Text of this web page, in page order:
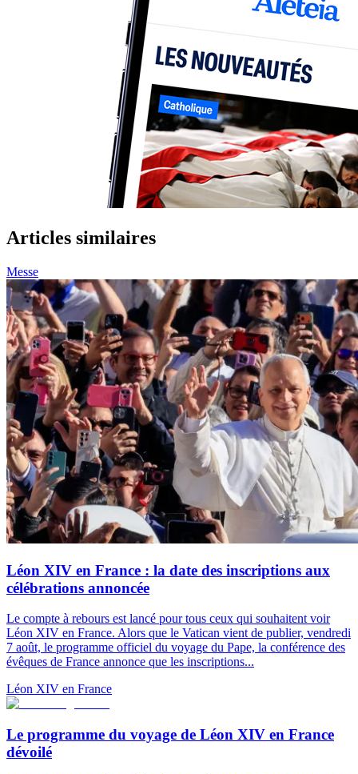
Articles similaires
Messe
Léon XIV en France : la date des inscriptions aux
célébrations annoncée
Le compte à rebours est lancé pour tous ceux qui souhaitent voir
Léon XIV en France. Alors que le Vatican vient de publier, vendredi
7 août, le programme officiel du voyage du Pape, la conférence des
évêques de France annonce que les inscriptions...
Léon XIV en France
Le programme du voyage de Léon XIV en France
dévoilé